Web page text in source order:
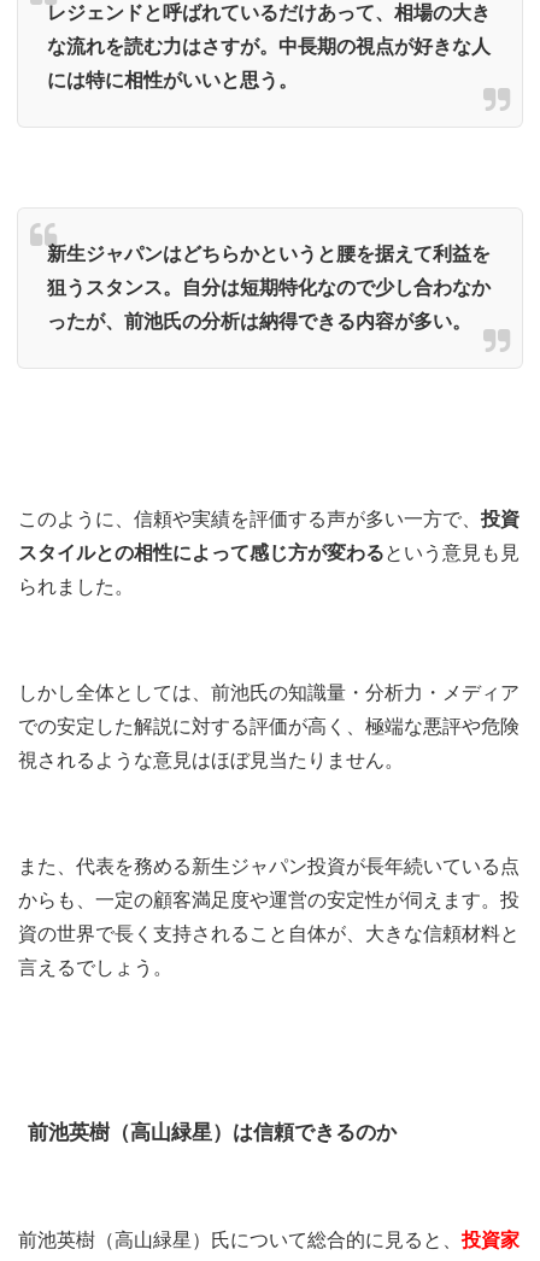
レジェンドと呼ばれているだけあって、相場の大き
な流れを読む力はさすが。中長期の視点が好きな人
には特に相性がいいと思う。
新生ジャパンはどちらかというと腰を据えて利益を
狙うスタンス。自分は短期特化なので少し合わなか
ったが、前池氏の分析は納得できる内容が多い。
このように、信頼や実績を評価する声が多い一方で、 投資
スタイルとの相性によって感じ方が変わるという意見も見
られました。
しかし全体としては、前池氏の知識量・分析力・メディア
での安定した解説に対する評価が高く、極端な悪評や危険
視されるような意見はほぼ見当たりません。
また、代表を務める新生ジャパン投資が長年続いている点
からも、一定の顧客満足度や運営の安定性が伺えます。投
資の世界で長く支持されること自体が、大きな信頼材料と
言えるでしょう。
前池英樹（高山緑星）は信頼できるのか
前池英樹（高山緑星）氏について総合的に見ると、投資家